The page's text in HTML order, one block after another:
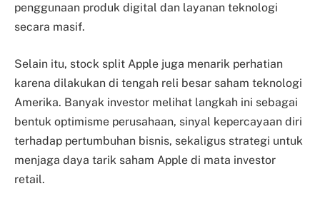
penggunaan produk digital dan layanan teknologi
secara masif.
Selain itu, stock split Apple juga menarik perhatian
karena dilakukan di tengah reli besar saham teknologi
Amerika. Banyak investor melihat langkah ini sebagai
bentuk optimisme perusahaan, sinyal kepercayaan diri
terhadap pertumbuhan bisnis, sekaligus strategi untuk
menjaga daya tarik saham Apple di mata investor
retail.